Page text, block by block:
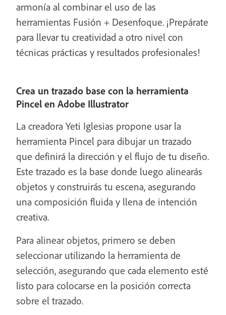
armonía al combinar el uso de las
herramientas Fusión + Desenfoque. ¡Prepárate
para llevar tu creatividad a otro nivel con
técnicas prácticas y resultados profesionales!
Crea un trazado base con la herramienta
Pincel en Adobe Illustrator
La creadora Yeti Iglesias propone usar la
herramienta Pincel para dibujar un trazado
que definirá la dirección y el flujo de tu diseño.
Este trazado es la base donde luego alinearás
objetos y construirás tu escena, asegurando
una composición fluida y llena de intención
creativa.
Para alinear objetos, primero se deben
seleccionar utilizando la herramienta de
selección, asegurando que cada elemento esté
listo para colocarse en la posición correcta
sobre el trazado.